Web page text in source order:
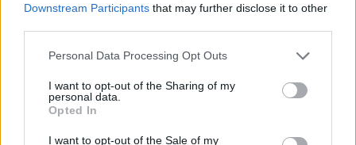
Downstream Participants that may further disclose it to other
Personal Data Processing Opt Outs
I want to opt-out of the Sharing of my
personal data.
Opted In
I want to opt-out of the Sale of my
07 lipca 2023, 14:59
Turystyczny raj Polaków ma problem.
Po plaży rozchodzi się zapach
odchodów